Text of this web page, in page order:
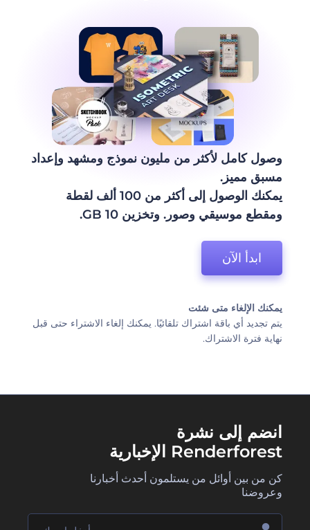
وصول كامل لأكثر من مليون نموذج ومشهد وإعداد
مسبق مميز.
يمكنك الوصول إلى أكثر من 100 ألف لقطة
ومقطع موسيقي وصور. وتخزين 10 GB.
ابدأ الآن
يمكنك الإلغاء متى شئت
يتم تجديد أي باقة اشتراك تلقائيًا. يمكنك إلغاء الاشتراء حتى قبل
نهاية فترة الاشتراك.
انضم إلى نشرة
Renderforest الإخبارية
كن من بين أوائل من يستلمون أحدث أخبارنا
وعروضنا